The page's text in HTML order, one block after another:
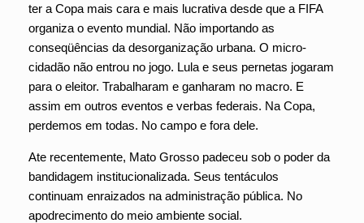
ter a Copa mais cara e mais lucrativa desde que a FIFA
organiza o evento mundial. Não importando as
conseqüências da desorganização urbana. O micro-
cidadão não entrou no jogo. Lula e seus pernetas jogaram
para o eleitor. Trabalharam e ganharam no macro. E
assim em outros eventos e verbas federais. Na Copa,
perdemos em todas. No campo e fora dele.
Ate recentemente, Mato Grosso padeceu sob o poder da
bandidagem institucionalizada. Seus tentáculos
continuam enraizados na administração pública. No
apodrecimento do meio ambiente social.